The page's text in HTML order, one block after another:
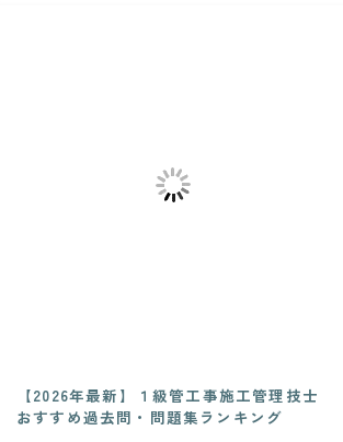
【2026年最新】１級管工事施工管理技士
おすすめ過去問・問題集ランキング